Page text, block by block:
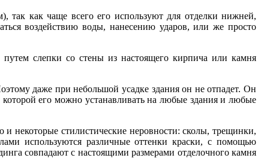
так как чаще всего его используют для отделки нижней,
воздействию воды, нанесению ударов, или же просто
слепки со стены из настоящего кирпича или камня
даже при небольшой усадке здания он не отпадет. Он
его можно устанавливать на любые здания и любые
некоторые стилистические неровности: сколы, трещинки,
используются различные оттенки краски, с помощью
совпадают с настоящими размерами отделочного камня